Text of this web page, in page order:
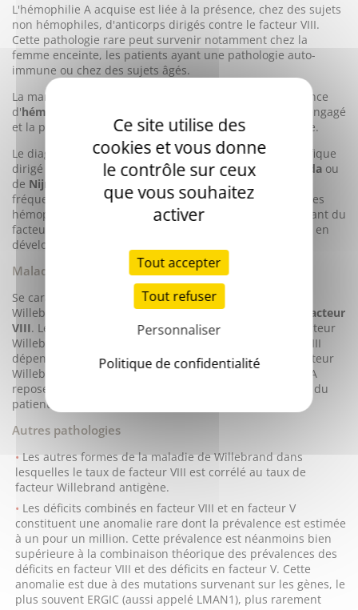
L'hémophilie A acquise est liée à la présence, chez des sujets
non hémophiles, d'anticorps dirigés contre le facteur VIII.
Cette pathologie rare peut survenir notamment chez la
femme enceinte, les patients ayant une pathologie auto-
immune ou chez des sujets âgés.
La manifestation clinique la plus fréquente est la présence
d'hématomes importants
. Le pronostic vital peut être engagé
et la prise en charge doit donc être rapide et appropriée.
Le diagnostic repose sur le titrage d'un inhibiteur spécifique
dirigé contre le facteur VIII par les méthodes de
Bethesda ou
de Nijmegen
. De tels inhibiteurs sont également plus
fréquemment rencontrés (10 à 15 % des patients) chez les
hémophiles ayant reçu un traitement substitutif contenant du
facteur VIII. Ces patients hémophiles se sont immunisés en
développant des anticorps anti-facteur VIII.
Maladie de Willebrand 2N (Normandie)
Se caractérise par la présence de variants du facteur
Willebrand ayant
une affinité faible pour la liaison au facteur
VIII. Les taux de facteur VIII sont abaissés et ceux du facteur
Willebrand antigène sont normaux. Le taux de facteur VIII
dépend de la nature des mutations présentes sur le facteur
Willebrand. Le diagnostic différentiel avec l'hémophilie A
repose sur la mesure de l'affinité du facteur Willebrand du
patient pour le facteur VIII.
Autres pathologies
Les autres formes de la maladie de Willebrand dans
lesquelles le taux de facteur VIII est corrélé au taux de
facteur Willebrand antigène.
Les déficits combinés en facteur VIII et en facteur V
constituent une anomalie rare dont la prévalence est estimée
à un pour un million. Cette prévalence est néanmoins bien
supérieure à la combinaison théorique des prévalences des
déficits en facteur VIII et des déficits en facteur V. Cette
anomalie est due à des mutations survenant sur les gènes, le
plus souvent ERGIC (aussi appelé LMAN1), plus rarement
Ce site utilise des
cookies et vous donne
le contrôle sur ceux
que vous souhaitez
activer
Tout accepter
Tout refuser
Personnaliser
Politique de confidentialité